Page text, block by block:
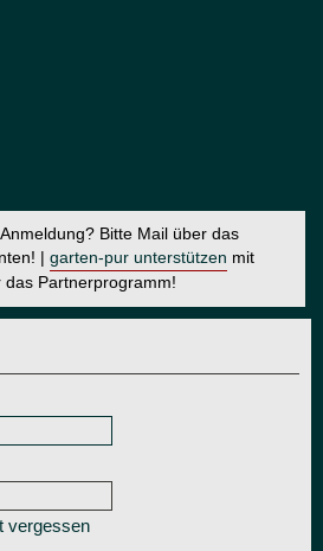
Bitte Mail über das
| garten-pur unterstützen mit
Partnerprogramm!
vergessen